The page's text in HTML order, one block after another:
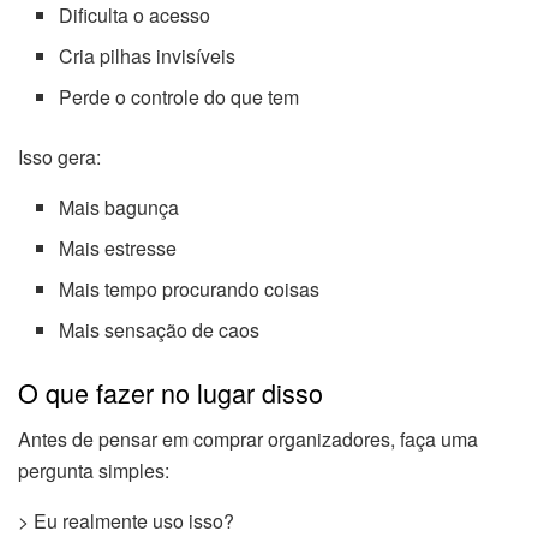
Dificulta o acesso
Cria pilhas invisíveis
Perde o controle do que tem
Isso gera:
Mais bagunça
Mais estresse
Mais tempo procurando coisas
Mais sensação de caos
O que fazer no lugar disso
Antes de pensar em comprar organizadores, faça uma
pergunta simples:
> Eu realmente uso isso?